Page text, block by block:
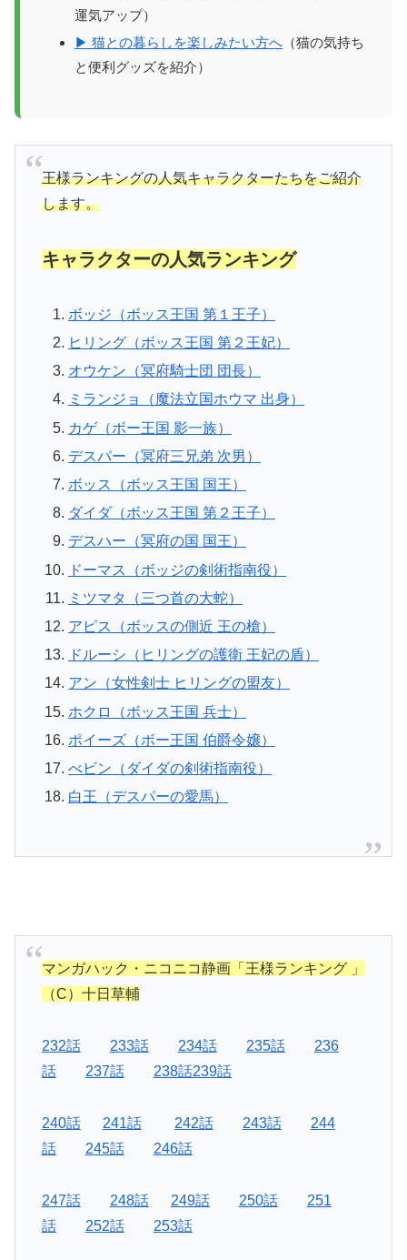
運気アップ）
▶ 猫との暮らしを楽しみたい方へ （猫の気持ち
と便利グッズを紹介）
王様ランキングの人気キャラクターたちをご紹介
します。
キャラクターの人気ランキング
ボッジ（ボッス王国 第１王子）
ヒリング（ボッス王国 第２王妃）
オウケン（冥府騎士団 団長）
ミランジョ（魔法立国ホウマ 出身）
カゲ（ボー王国 影一族）
デスパー（冥府三兄弟 次男）
ボッス（ボッス王国 国王）
ダイダ（ボッス王国 第２王子）
デスハー（冥府の国 国王）
ドーマス（ボッジの剣術指南役）
ミツマタ（三つ首の大蛇）
アピス（ボッスの側近 王の槍）
ドルーシ（ヒリングの護衛 王妃の盾）
アン（女性剣士 ヒリングの盟友）
ホクロ（ボッス王国 兵士）
ポイーズ（ボー王国 伯爵令嬢）
べビン（ダイダの剣術指南役）
白王（デスパーの愛馬）
マンガハック・ニコニコ静画「王様ランキング 」
（C）十日草輔
232話 233話 234話 235話
236
話
237話 238話239話
240話 241話 242話 243話
244
話
245話 246話
247話 248話 249話 250話
251
話
252話 253話